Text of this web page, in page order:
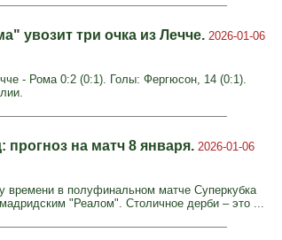
увозит три очка из Лечче. 2026-01-06
- Рома 0:2 (0:1). Голы: Фергюсон, 14 (0:1).
прогноз на матч 8 января. 2026-01-06
времени в полуфинальном матче Суперкубка
"Реалом". Столичное дерби – это ...